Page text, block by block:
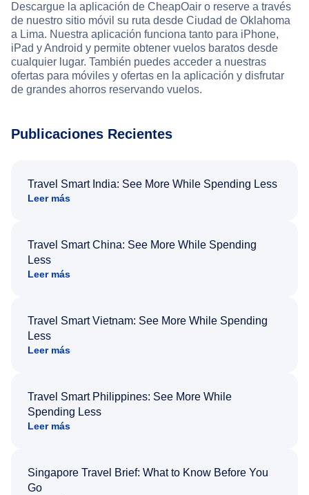
Descargue la aplicación de CheapOair o reserve a través
de nuestro sitio móvil su ruta desde Ciudad de Oklahoma
a Lima. Nuestra aplicación funciona tanto para iPhone,
iPad y Android y permite obtener vuelos baratos desde
cualquier lugar. También puedes acceder a nuestras
ofertas para móviles y ofertas en la aplicación y disfrutar
de grandes ahorros reservando vuelos.
Publicaciones Recientes
Travel Smart India: See More While Spending Less
Leer más
Travel Smart China: See More While Spending
Less
Leer más
Travel Smart Vietnam: See More While Spending
Less
Leer más
Travel Smart Philippines: See More While
Spending Less
Leer más
Singapore Travel Brief: What to Know Before You
Go